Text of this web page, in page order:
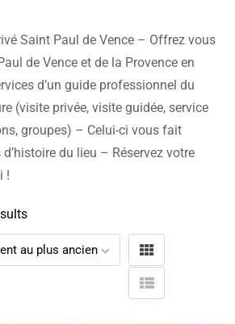
Saint Paul de Vence – Offrez vous
de Vence et de la Provence en
d’un guide professionnel du
(visite privée, visite guidée, service
groupes) – Celui-ci vous fait
du lieu – Réservez votre
!